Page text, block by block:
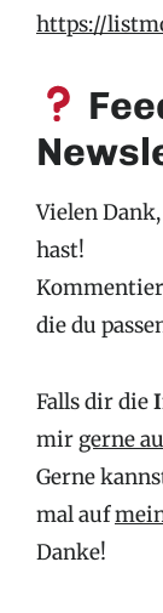
https://
Vielen
hast!
die du
Falls dir die
mir gerne
Gerne
mal auf
Danke!